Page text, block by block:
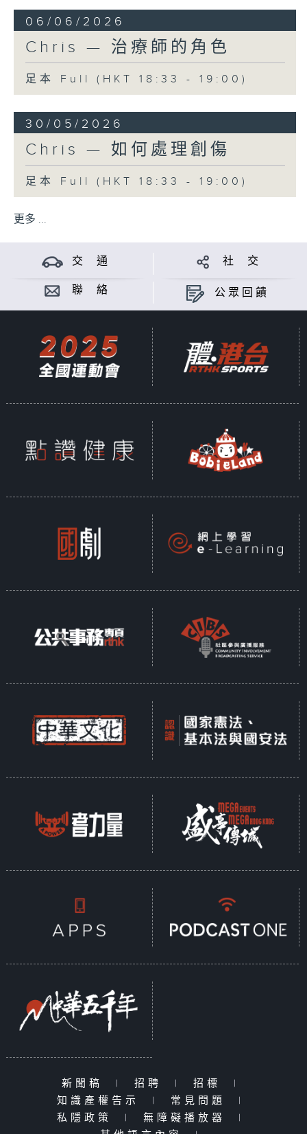
06/06/2026
Chris — 治療師的角色
足本 Full (HKT 18:33 - 19:00)
30/05/2026
Chris — 如何處理創傷
足本 Full (HKT 18:33 - 19:00)
更多 ...
交 通 社 交
聯 絡 公眾回饋
新聞稿 | 招聘 | 招標
|
知識產權告示
| 常見問題
|
私隱政策
| 無障礙播放器
|